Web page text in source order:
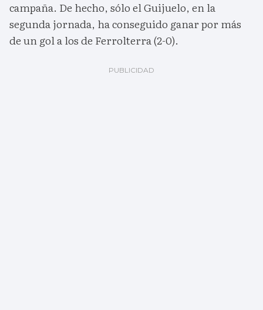
campaña. De hecho, sólo el Guijuelo, en la
segunda jornada, ha conseguido ganar por más
de un gol a los de Ferrolterra (2-0).